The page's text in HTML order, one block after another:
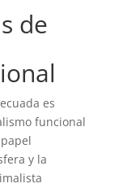
de
es
funcional
y la